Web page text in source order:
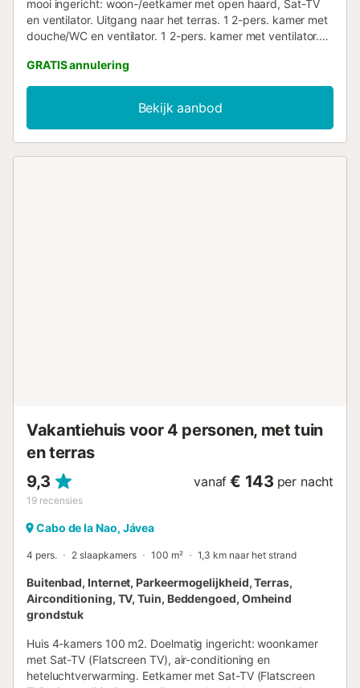
mooi ingericht: woon-/eetkamer met open haard, Sat-TV
en ventilator. Uitgang naar het terras. 1 2-pers. kamer met
douche/WC en ventilator. 1 2-pers. kamer met ventilator.
Douche/WC. Souterrain: (buitentrap), 1 2-pers. kamer met
douche/WC en ventilator. Terrasmeubelen, barbecue,
ligstoelen (6). Uitzicht op het landschap. Ter beschikking:
wasmachine. Internet (WiFi, gratis). Bij het huis. Maximaal 1
huisdier/hond toegestaan. TV alleen ES, FR. AT-427266-A
GRATIS annulering
Bekijk aanbod
Vakantiehuis voor 4 personen, met tuin
en terras
9,3
19 recensies
vanaf € 143 per nacht
Cabo de la Nao, Jávea
4 pers. 2 slaapkamers 100 m² 1,3 km naar het strand
Buitenbad, Internet, Parkeermogelijkheid, Terras,
Airconditioning, TV, Tuin, Beddengoed, Omheind
grondstuk
Huis 4-kamers 100 m2. Doelmatig ingericht: woonkamer
met Sat-TV (Flatscreen TV), air-conditioning en
heteluchtverwarming. Eetkamer met Sat-TV (Flatscreen